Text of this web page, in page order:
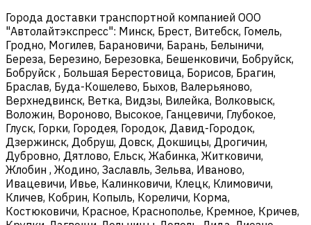
Города доставки транспортной компанией ООО
"Автолайтэкспресс": Минск, Брест, Витебск, Гомель,
Гродно, Могилев, Барановичи, Барань, Белыничи,
Береза, Березино, Березовка, Бешенковичи, Бобруйск,
Бобруйск , Большая Берестовица, Борисов, Брагин,
Браслав, Буда-Кошелево, Быхов, Валерьяново,
Верхнедвинск, Ветка, Видзы, Вилейка, Волковыск,
Воложин, Вороново, Высокое, Ганцевичи, Глубокое,
Глуск, Горки, Городея, Городок, Давид-Городок,
Дзержинск, Добруш, Довск, Докшицы, Дрогичин,
Дубровно, Дятлово, Ельск, Жабинка, Житковичи,
Жлобин , Жодино, Заславль, Зельва, Иваново,
Ивацевичи, Ивье, Калинковичи, Клецк, Климовичи,
Кличев, Кобрин, Копыль, Кореличи, Корма,
Костюковичи, Красное, Краснополье, Кремное, Кричев,